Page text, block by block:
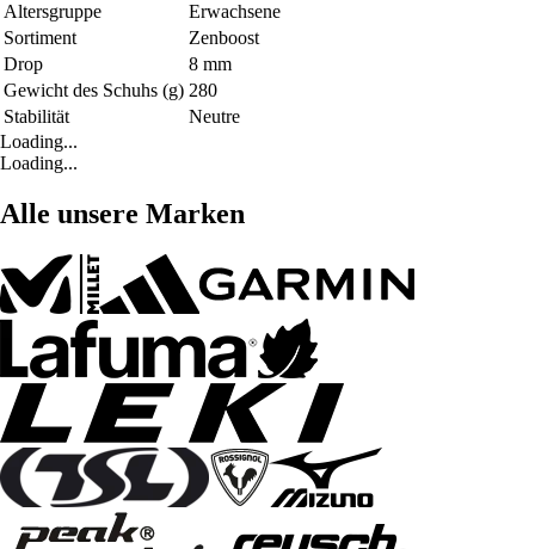
Altersgruppe
Erwachsene
Sortiment
Zenboost
Drop
8 mm
Gewicht des Schuhs (g) 280
Stabilität
Neutre
Loading...
Loading...
Alle unsere Marken